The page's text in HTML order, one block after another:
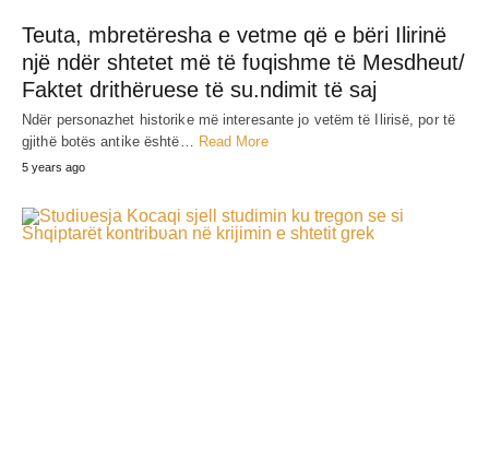
Teuta, mbretëresha e vetme që e bëri Ilirinë
një ndër shtetet më të fʋqishme të Mesdheut/
Faktet drithëruese të su.ndimit të saj
Ndër personazhet historike më interesante jo vetëm të Ilirisë, por të
gjithë botës antike është…
Read More
5 years ago